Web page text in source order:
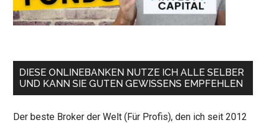
DIESE ONLINEBANKEN NUTZE ICH ALLE SELBER
UND KANN SIE GUTEN GEWISSENS EMPFEHLEN
Der beste Broker der Welt (Für Profis), den ich seit 2012